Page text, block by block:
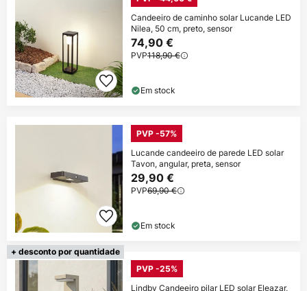
Candeeiro de caminho solar Lucande LED
Nilea, 50 cm, preto, sensor
74,90 €
PVP118,90 €
Em stock
PVP -57%
Lucande candeeiro de parede LED solar
Tavon, angular, preta, sensor
29,90 €
PVP69,90 €
Em stock
+ desconto por quantidade
PVP -25%
Lindby Candeeiro pilar LED solar Eleazar,